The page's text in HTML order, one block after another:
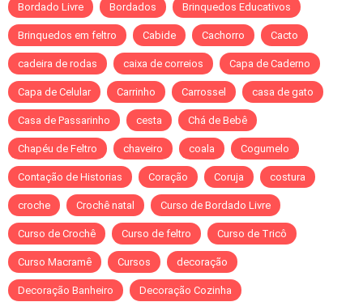
Bordado Livre Bordados Brinquedos Educativos
Brinquedos em feltro Cabide Cachorro Cacto
cadeira de rodas caixa de correios Capa de Caderno
Capa de Celular Carrinho Carrossel casa de gato
Casa de Passarinho cesta Chá de Bebê
Chapéu de Feltro chaveiro coala Cogumelo
Contação de Historias Coração Coruja costura
croche Crochê natal Curso de Bordado Livre
Curso de Crochê Curso de feltro Curso de Tricô
Curso Macramê Cursos decoração
Decoração Banheiro Decoração Cozinha